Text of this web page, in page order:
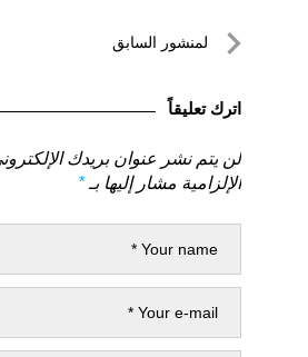
تصفّحلمنشور السابق
السابق
اترك تعليقاً
لن يتم نشر عنوان بريدك
الإلزامية مشار إليها بـ*